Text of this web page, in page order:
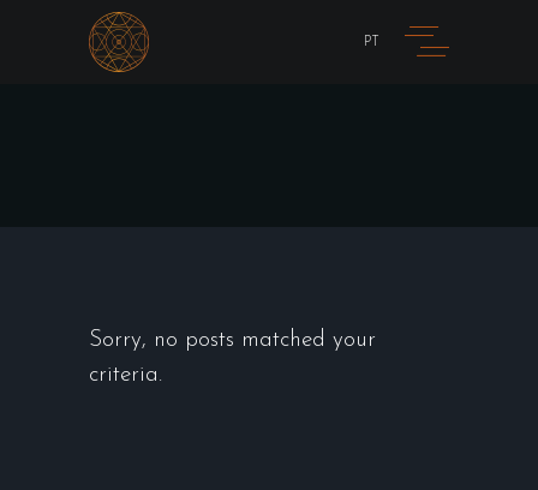
PT
Sorry, no posts matched your
criteria.